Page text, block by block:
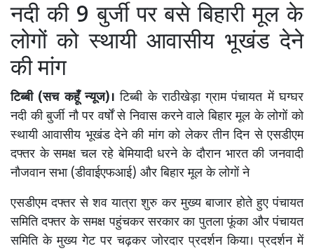
नदी की 9 बुर्जी पर बसे बिहारी मूल के
लोगों को स्थायी आवासीय भूखंड देने
की मांग
टिब्बी (सच कहूँ न्यूज)।टिब्बी के राठीखेड़ा ग्राम पंचायत में घग्घर
नदी की बुर्जी नौ पर वर्षों से निवास करने वाले बिहार मूल के लोगों को
स्थायी आवासीय भूखंड देने की मांग को लेकर तीन दिन से एसडीएम
दफ्तर के समक्ष चल रहे बेमियादी धरने के दौरान भारत की जनवादी
नौजवान सभा (डीवाईएफआई) और बिहार मूल के लोगों ने
एसडीएम दफ्तर से शव यात्रा शुरु कर मुख्य बाजार होते हुए पंचायत
समिति दफ्तर के समक्ष पहुंचकर सरकार का पुतला फूंका और पंचायत
समिति के मुख्य गेट पर चढ़कर जोरदार प्रदर्शन किया। प्रदर्शन में